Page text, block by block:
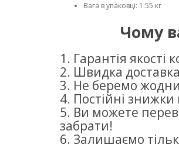
Вага в упаковці: 1.55 кг
Чому
1. Гарантія якості
2. Швидка
3. Не беремо
4. Постійні знижки
5. Ви можете
забрати!
6. Залишаємо